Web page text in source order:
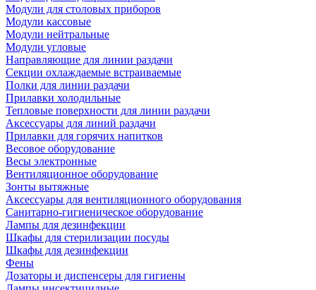
Модули для столовых приборов
Модули кассовые
Модули нейтральные
Модули угловые
Направляющие для линии раздачи
Секции охлаждаемые встраиваемые
Полки для линии раздачи
Прилавки холодильные
Тепловые поверхности для линии раздачи
Аксессуары для линий раздачи
Прилавки для горячих напитков
Весовое оборудование
Весы электронные
Вентиляционное оборудование
Зонты вытяжные
Аксессуары для вентиляционного оборудования
Санитарно-гигиеническое оборудование
Лампы для дезинфекции
Шкафы для стерилизации посуды
Шкафы для дезинфекции
Фены
Дозаторы и диспенсеры для гигиены